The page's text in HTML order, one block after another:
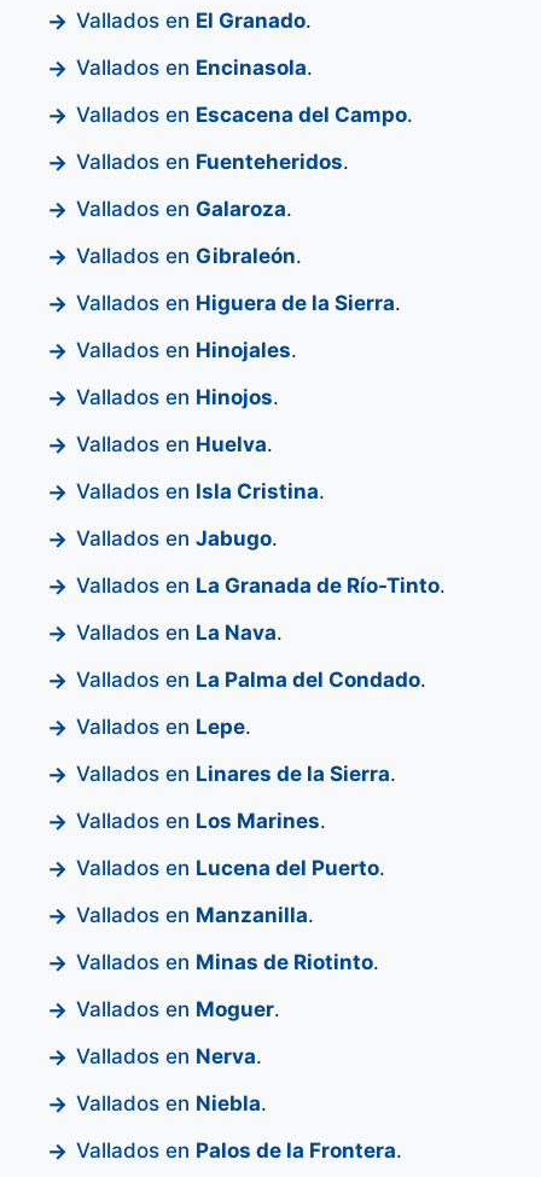
Vallados en El Granado.
Vallados en Encinasola.
Vallados en Escacena del Campo.
Vallados en Fuenteheridos.
Vallados en Galaroza.
Vallados en Gibraleón.
Vallados en Higuera de la Sierra.
Vallados en Hinojales.
Vallados en Hinojos.
Vallados en Huelva.
Vallados en Isla Cristina.
Vallados en Jabugo.
Vallados en La Granada de Río-Tinto.
Vallados en La Nava.
Vallados en La Palma del Condado.
Vallados en Lepe.
Vallados en Linares de la Sierra.
Vallados en Los Marines.
Vallados en Lucena del Puerto.
Vallados en Manzanilla.
Vallados en Minas de Riotinto.
Vallados en Moguer.
Vallados en Nerva.
Vallados en Niebla.
Vallados en Palos de la Frontera.